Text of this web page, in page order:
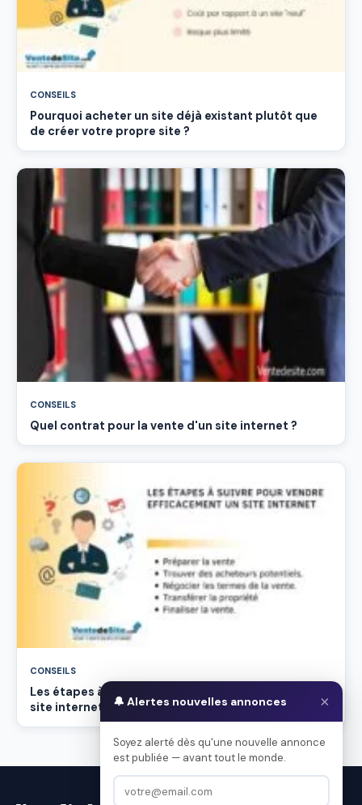
CONSEILS
Pourquoi acheter un site déjà existant plutôt que
de créer votre propre site ?
CONSEILS
Quel contrat pour la vente d'un site internet ?
CONSEILS
Les étapes à suivre pour vendre efficacement un
site internet
🔔 Alertes nouvelles annonces ×
Soyez alerté dès qu'une nouvelle annonce
est publiée — avant tout le monde.